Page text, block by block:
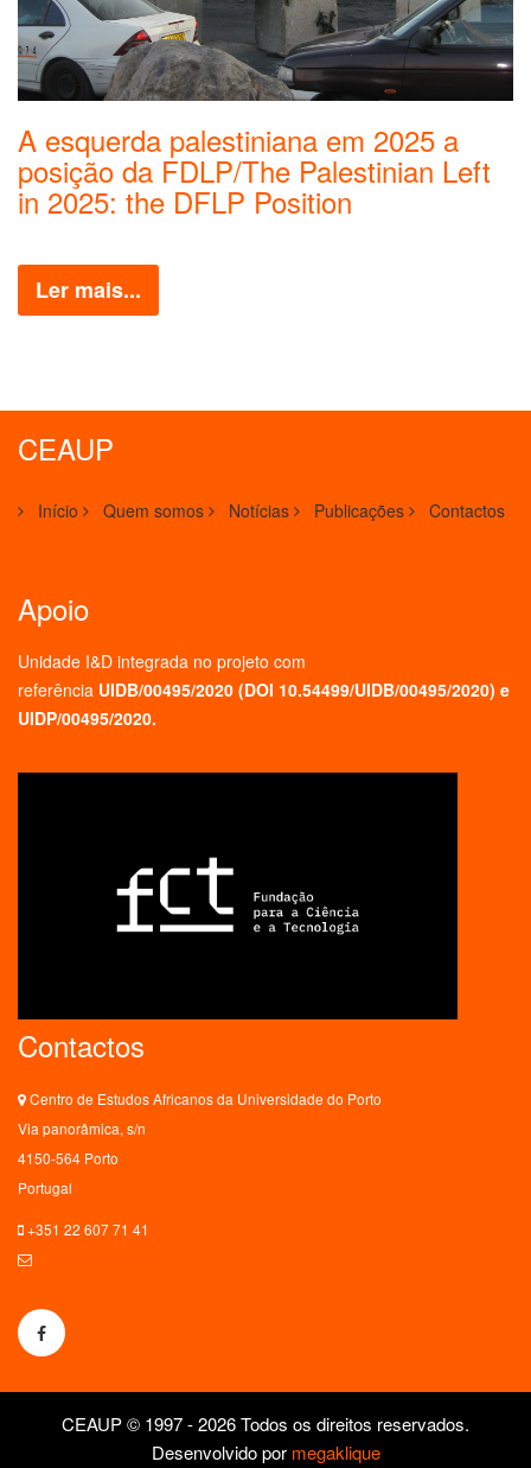
A esquerda palestiniana em 2025 a
posição da FDLP/The Palestinian Left
in 2025: the DFLP Position
Ler mais...
CEAUP
Início Quem somos Notícias Publicações Contactos
Apoio
Unidade I&D integrada no projeto com
referência UIDB/00495/2020 (DOI 10.54499/UIDB/00495/2020) e
UIDP/00495/2020.
Contactos
Centro de Estudos Africanos da Universidade do Porto
Via panorâmica, s/n
4150-564 Porto
Portugal
+351 22 607 71 41
CEAUP © 1997 - 2026 Todos os direitos reservados.
Desenvolvido por megaklique